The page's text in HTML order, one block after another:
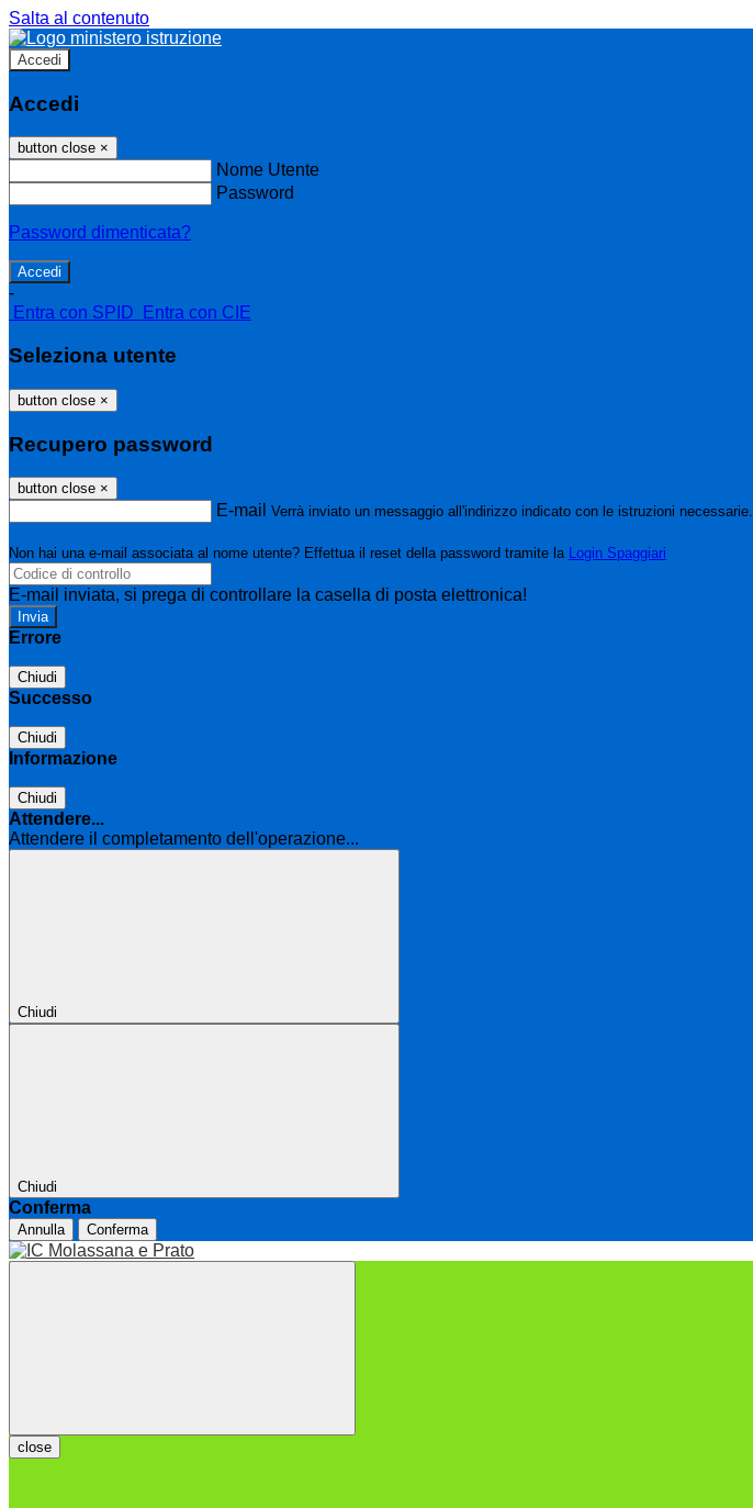
Salta al contenuto
Accedi
Accedi
button close ×
Nome Utente
Password
Password dimenticata?
-
Entra con SPID
Entra con CIE
Seleziona utente
button close ×
Recupero password
button close ×
E-mail Verrà inviato un messaggio all'indirizzo indicato con le istruzioni necessarie.
Non hai una e-mail associata al nome utente? Effettua il reset della password tramite la Login Spaggiari
E-mail inviata, si prega di controllare la casella di posta elettronica!
Errore
Chiudi
Successo
Chiudi
Informazione
Chiudi
Attendere...
Attendere il completamento dell'operazione...
Chiudi
Chiudi
Conferma
Annulla Conferma
close